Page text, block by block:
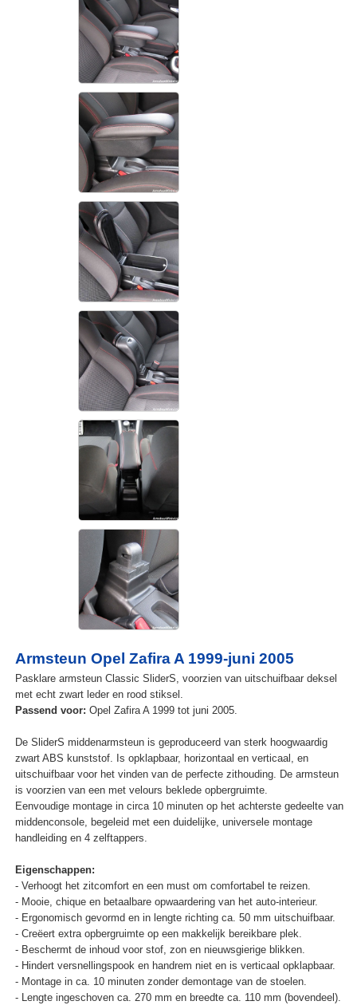
Armsteun Opel Zafira A 1999-juni 2005
Pasklare armsteun Classic SliderS, voorzien van uitschuifbaar deksel
met echt zwart leder en rood stiksel.
Passend voor: Opel Zafira A 1999 tot juni 2005.
De SliderS middenarmsteun is geproduceerd van sterk hoogwaardig
zwart ABS kunststof. Is opklapbaar, horizontaal en verticaal, en
uitschuifbaar voor het vinden van de perfecte zithouding. De armsteun
is voorzien van een met velours beklede opbergruimte.
Eenvoudige montage in circa 10 minuten op het achterste gedeelte van
middenconsole, begeleid met een duidelijke, universele montage
handleiding en 4 zelftappers.
Eigenschappen:
- Verhoogt het zitcomfort en een must om comfortabel te reizen.
- Mooie, chique en betaalbare opwaardering van het auto-interieur.
- Ergonomisch gevormd en in lengte richting ca. 50 mm uitschuifbaar.
- Creëert extra opbergruimte op een makkelijk bereikbare plek.
- Beschermt de inhoud voor stof, zon en nieuwsgierige blikken.
- Hindert versnellingspook en handrem niet en is verticaal opklapbaar.
- Montage in ca. 10 minuten zonder demontage van de stoelen.
- Lengte ingeschoven ca. 270 mm en breedte ca. 110 mm (bovendeel).